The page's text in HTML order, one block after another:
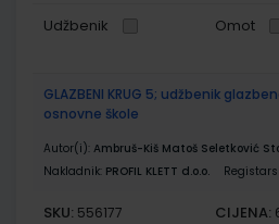
Udžbenik Omot
GLAZBENI KRUG 5; udžbenik
osnovne škole
Autor(i): Ambruš-Kiš Matoš Seletković
Nakladnik: PROFIL KLETT d.o.o.
SKU: 556177 CIJENA: